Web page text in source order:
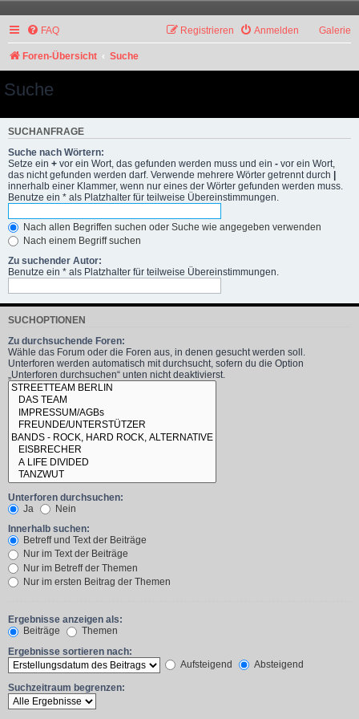
Galerie
FAQ Anmelden
Registrieren
Foren-Übersicht Suche
Suche
SUCHANFRAGE
Suche nach Wörtern:
Setze ein + vor ein Wort, das gefunden werden muss und ein - vor ein Wort,
das nicht gefunden werden darf. Verwende mehrere Wörter getrennt durch |
innerhalb einer Klammer, wenn nur eines der Wörter gefunden werden muss.
Benutze ein * als Platzhalter für teilweise Übereinstimmungen.
Nach allen Begriffen suchen oder Suche wie angegeben verwenden
Nach einem Begriff suchen
Zu suchender Autor:
Benutze ein * als Platzhalter für teilweise Übereinstimmungen.
SUCHOPTIONEN
Zu durchsuchende Foren:
Wähle das Forum oder die Foren aus, in denen gesucht werden soll.
Unterforen werden automatisch mit durchsucht, sofern du die Option
„Unterforen durchsuchen“ unten nicht deaktivierst.
Unterforen durchsuchen:
Ja
Nein
Innerhalb suchen:
Betreff und Text der Beiträge
Nur im Text der Beiträge
Nur im Betreff der Themen
Nur im ersten Beitrag der Themen
Ergebnisse anzeigen als:
Beiträge
Themen
Ergebnisse sortieren nach:
Aufsteigend
Absteigend
Suchzeitraum begrenzen: